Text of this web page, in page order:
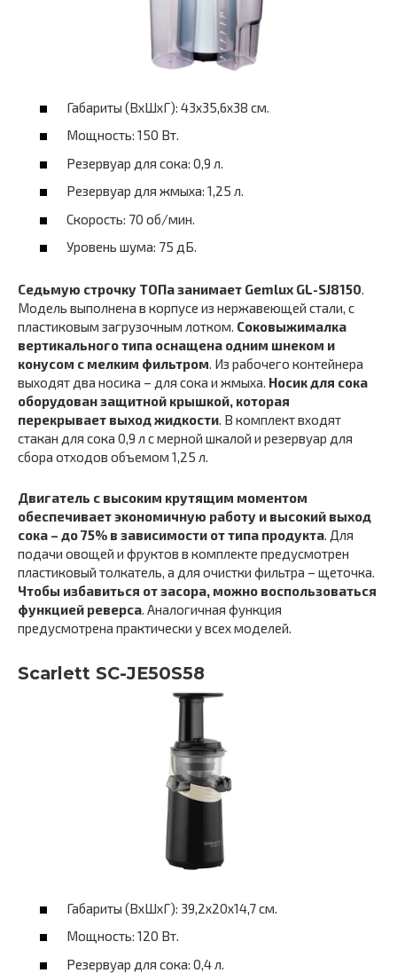
Габариты (ВхШхГ): 43х35,6х38 см.
Мощность: 150 Вт.
Резервуар для сока: 0,9 л.
Резервуар для жмыха: 1,25 л.
Скорость: 70 об/мин.
Уровень шума: 75 дБ.
Седьмую строчку ТОПа занимает Gemlux GL-SJ8150.
Модель выполнена в корпусе из нержавеющей стали, с
пластиковым загрузочным лотком. Соковыжималка
вертикального типа оснащена одним шнеком и
конусом с мелким фильтром. Из рабочего контейнера
выходят два носика – для сока и жмыха. Носик для сока
оборудован защитной крышкой, которая
перекрывает выход жидкости. В комплект входят
стакан для сока 0,9 л с мерной шкалой и резервуар для
сбора отходов объемом 1,25 л.
Двигатель с высоким крутящим моментом
обеспечивает экономичную работу и высокий выход
сока – до 75% в зависимости от типа продукта. Для
подачи овощей и фруктов в комплекте предусмотрен
пластиковый толкатель, а для очистки фильтра – щеточка.
Чтобы избавиться от засора, можно воспользоваться
функцией реверса. Аналогичная функция
предусмотрена практически у всех моделей.
Scarlett SC-JE50S58
Габариты (ВхШхГ): 39,2х20х14,7 см.
Мощность: 120 Вт.
Резервуар для сока: 0,4 л.